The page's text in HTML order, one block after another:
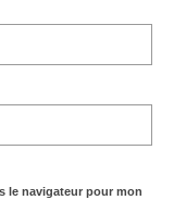
le navigateur pour mon